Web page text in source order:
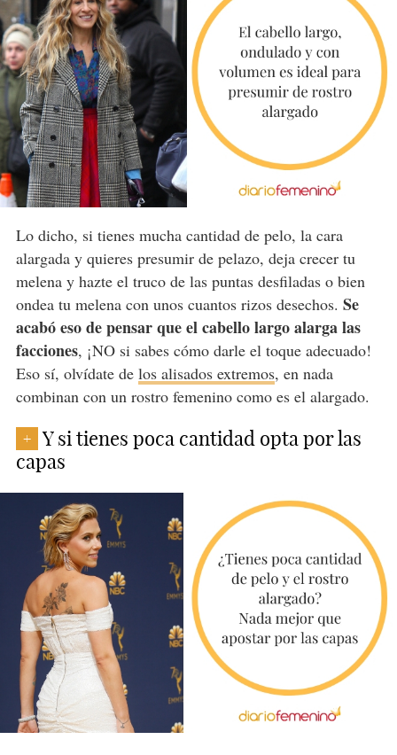
Lo dicho, si tienes mucha cantidad de pelo, la cara
alargada y quieres presumir de pelazo, deja crecer tu
melena y hazte el truco de las puntas desfiladas o bien
ondea tu melena con unos cuantos rizos desechos. Se
acabó eso de pensar que el cabello largo alarga las
facciones, ¡NO si sabes cómo darle el toque adecuado!
Eso sí, olvídate de los alisados extremos, en nada
combinan con un rostro femenino como es el alargado.
+
Y si tienes poca cantidad opta por las
capas